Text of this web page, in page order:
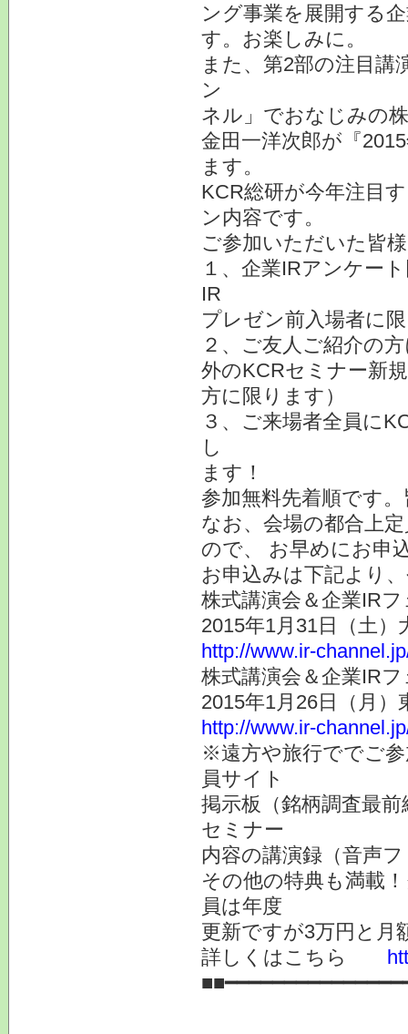
ング事業を展開する
す。お楽しみに。
また、第2部の注目
ン
ネル」でおなじみの
金田一洋次郎が『
ます。
KCR総研が今年注目
ン内容です。
ご参加いただいた皆
１、企業IRアンケー
IR
プレゼン前入場者に
２、ご友人ご紹介の
外のKCRセミナー新
方に限ります）
３、ご来場者全員に
し
ます！
参加無料先着順です
なお、会場の都合上
ので、 お早めにお申
お申込みは下記より
株式講演会＆企業IR
2015年1月31日（土
http://www.ir-
株式講演会＆企業IR
2015年1月26日（月
http://www.ir-
※遠方や旅行ででご
員サイト
掲示板（銘柄調査最
セミナー
内容の講演録（音声
その他の特典も満載
員は年度
更新ですが3万円と月
詳しくはこちら